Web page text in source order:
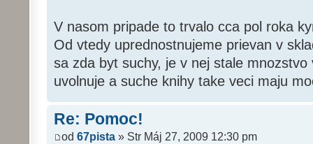
V nasom pripade to trvalo cca pol roka
Od vtedy uprednostnujeme prievan v
sa zda byt suchy, je v nej stale
uvolnuje a suche knihy take veci maju
Re: Pomoc!
od 67pista » Str Máj 27, 2009 12:30 pm